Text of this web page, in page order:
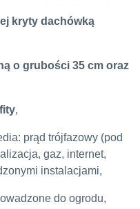
kryty dachówką
o grubości 35 cm oraz
,
prąd trójfazowy (pod
gaz, internet,
instalacjami,
do ogrodu,